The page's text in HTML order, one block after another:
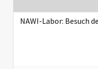
NAWI-Labor: Besuch